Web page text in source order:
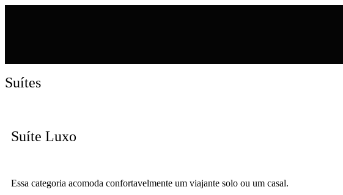
Suítes
Suíte Luxo
Essa categoria acomoda confortavelmente um viajante solo ou um casal.